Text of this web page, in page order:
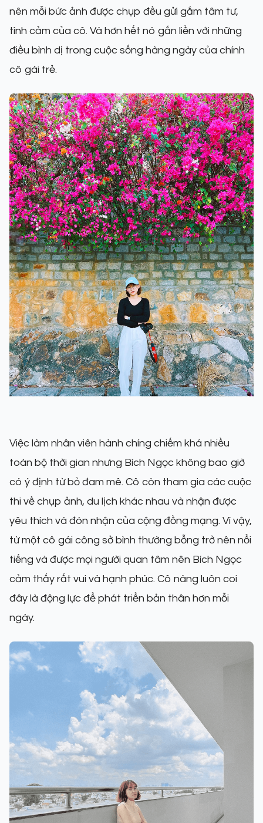
nên mỗi bức ảnh được chụp đều gửi gắm tâm tư,
tình cảm của cô. Và hơn hết nó gắn liền với những
điều bình dị trong cuộc sống hàng ngày của chính
cô gái trẻ.
Việc làm nhân viên hành chíng chiếm khá nhiều
toàn bộ thời gian nhưng Bích Ngọc không bao giờ
có ý định từ bỏ đam mê. Cô còn tham gia các cuộc
thi về chụp ảnh, du lịch khác nhau và nhận được
yêu thích và đón nhận của cộng đồng mạng. Vì vậy,
từ một cô gái công sở bình thường bỗng trở nên nổi
tiếng và được mọi người quan tâm nên Bích Ngọc
cảm thấy rất vui và hạnh phúc. Cô nàng luôn coi
đây là động lực để phát triển bản thân hơn mỗi
ngày.